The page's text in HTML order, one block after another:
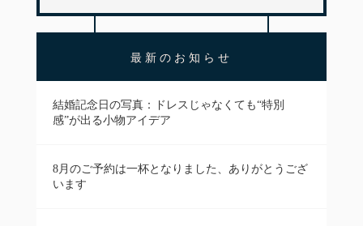
最新のお知らせ
結婚記念日の写真：ドレスじゃなくても“特別
感”が出る小物アイデア
8月のご予約は一杯となりました、ありがとうござ
います